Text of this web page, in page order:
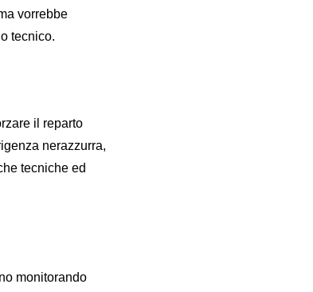
vorrebbe
tecnico.
il reparto
nerazzurra,
tecniche ed
monitorando